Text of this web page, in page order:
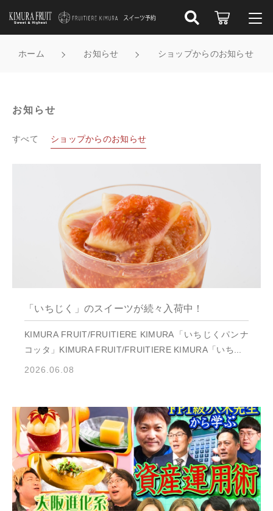
ホーム お知らせ ショップからのお知らせ
お知らせ
すべて ショップからのお知らせ
「いちじく」のスイーツが続々入荷中！
KIMURA FRUIT/FRUITIERE KIMURA「いちじくパンナ
コッタ」KIMURA FRUIT/FRUITIERE KIMURA「いち...
2026.06.08
ログイン / 会員登録
セール商品から探す
キムラフルーツ／フルティエールキムラについて
ショッピングガイド
ブログ
フルーツの種類から選ぶ
食べるシーンから選ぶ
こだわり検索
子カテゴリ
～
在庫あり セール